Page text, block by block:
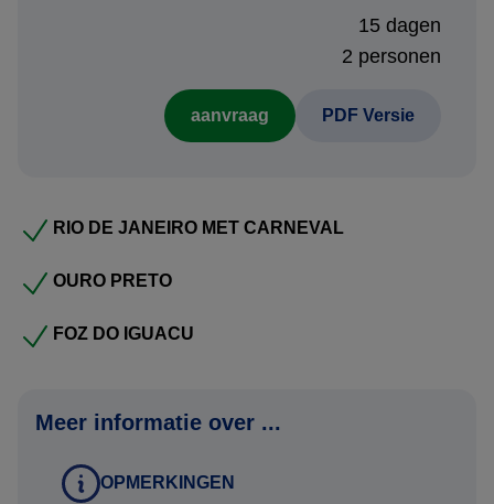
Namen zoals vermeld in het paspoort
bereikbaar is
Contactgegevens van kennis of familie die niet meegaat
reisvoorstel versturen. Uw gegevens worden via een
15 dagen
2 personen
aanvraag PDF Versie
RIO DE JANEIRO MET CARNEVAL
OURO PRETO
FOZ DO IGUACU
Meer informatie over ...
OPMERKINGEN